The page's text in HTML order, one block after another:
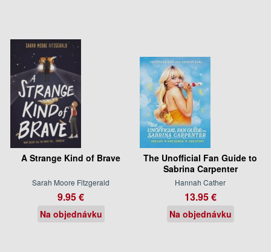
A Strange Kind of Brave
Sarah Moore Fitzgerald
9.95 €
Na objednávku
The Unofficial Fan Guide to
Sabrina Carpenter
Hannah Cather
13.95 €
Na objednávku